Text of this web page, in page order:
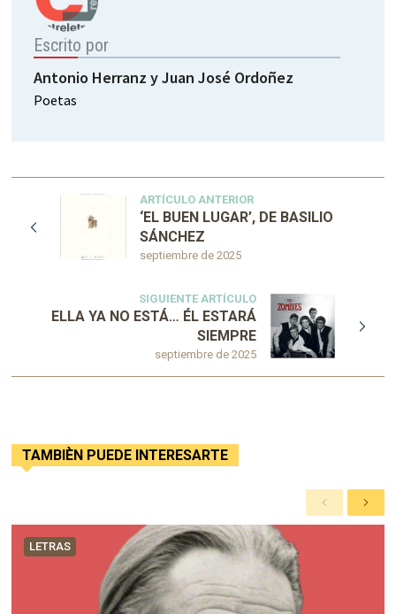
Escrito por
Antonio Herranz y Juan José Ordoñez
Poetas
ARTÍCULO ANTERIOR
septiembre de 2025
‘EL BUEN LUGAR’, DE BASILIO
SÁNCHEZ
SIGUIENTE ARTÍCULO
septiembre de 2025
ELLA YA NO ESTÁ… ÉL ESTARÁ
SIEMPRE
TAMBIÈN PUEDE INTERESARTE
A
n
S
i
LETRAS